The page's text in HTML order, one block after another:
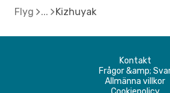
Flyg Kizhuyak
Kontakt
Frågor &amp;
Allmänna villkor